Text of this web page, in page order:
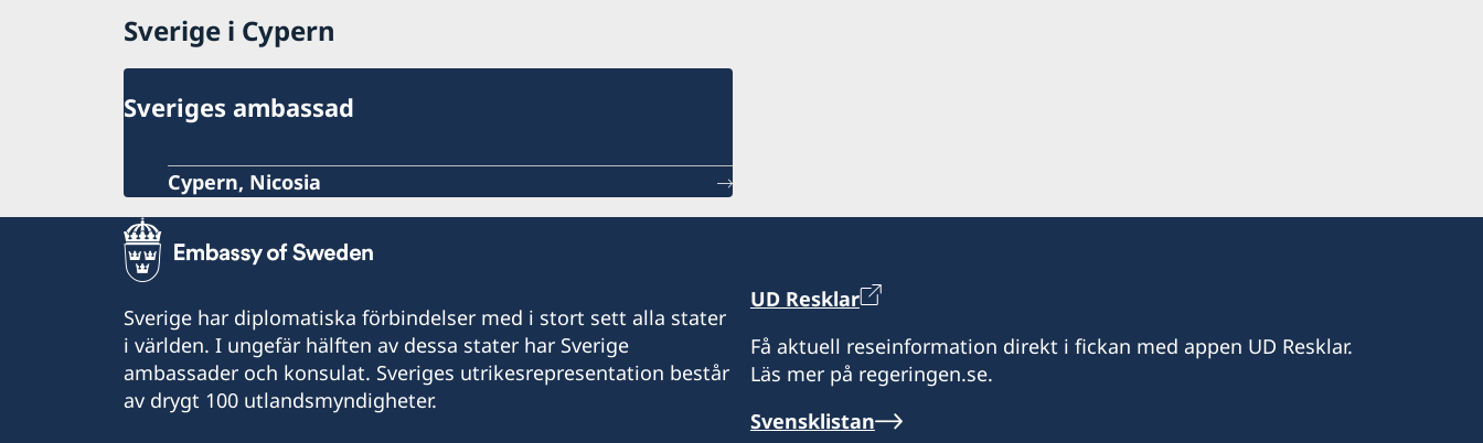
Sverige i Cypern
Sveriges ambassad
Cypern, Nicosia
Sverige har diplomatiska förbindelser med i stort sett alla stater
i världen. I ungefär hälften av dessa stater har Sverige
ambassader och konsulat. Sveriges utrikesrepresentation består
av drygt 100 utlandsmyndigheter.
UD Resklar
Få aktuell reseinformation direkt i fickan med appen UD Resklar.
Läs mer på regeringen.se.
Svensklistan